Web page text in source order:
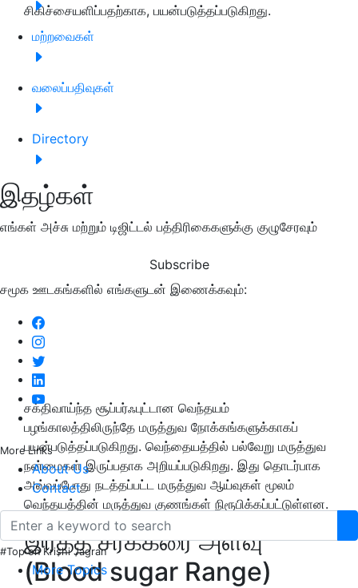
மற்றவைகள்
வலைப்பதிவுகள்
Directory
இதழ்கள்
எங்கள் அச்சு மற்றும் டிஜிட்டல் பத்திரிகைகளுக்கு குழுசேரவும்
Subscribe
சமூக ஊடகங்களில் எங்களுடன் இணைக்கவும்:
More Links
About Us
Contact
#Top on Krishi Jagran
More Topics
சிகிச்சையளிப்பதற்காக, பயன்படுத்தப்படுகிறது.
சக்திவாய்ந்த சூப்பர்ஃபுட்டான வெந்தயம்
பழங்காலத்திலிருந்தே மருத்துவ நோக்கங்களுக்காகப்
பயன்படுத்தப்படுகிறது. வெந்தையத்தில் பல்வேறு மருத்துவ
நன்மைகள் இருப்பதாக அறியப்படுகிறது. இது தொடர்பாக
அவ்வப்போது நடத்தப்பட்ட மருத்துவ ஆய்வுகள் மூலம்
வெந்தயத்தின் மருத்துவ குணங்கள் நிரூபிக்கப்பட்டுள்ளன.
இரத்த சர்க்கரை அளவு
(Blood sugar Range)